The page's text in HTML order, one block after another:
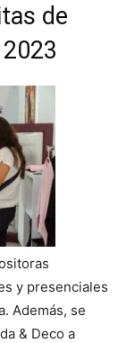
de
y presenciales
Además, se
& Deco a